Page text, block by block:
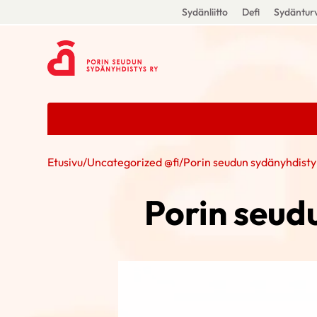
Sydänliitto Defi
Etusivu/Uncategorized @fi/Porin seudun
Porin